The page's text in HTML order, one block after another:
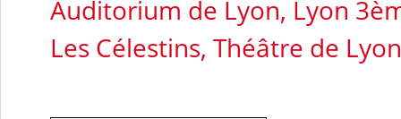
Auditorium de Lyon, Lyon
Les Célestins, Théâtre de